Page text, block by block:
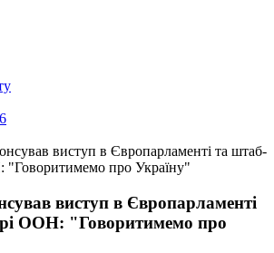
виступ в Європарламенті та штаб-
"Говоритимемо про Україну"
виступ в Європарламенті
ООН: "Говоритимемо про